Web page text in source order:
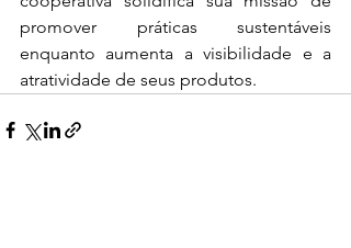
promover práticas sustentáveis
enquanto aumenta a visibilidade e a
atratividade de seus produtos.